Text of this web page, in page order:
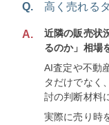
Q. 高く売れる
A.
近隣の販売状
るのか」相場
AI査定や不動
タだけでなく
討の判断材料
実際に売り時